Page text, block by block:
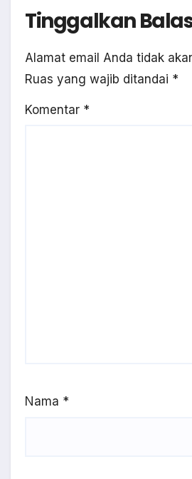
Tinggalkan
Alamat email Anda tidak
Ruas yang wajib ditandai *
Komentar *
Nama *